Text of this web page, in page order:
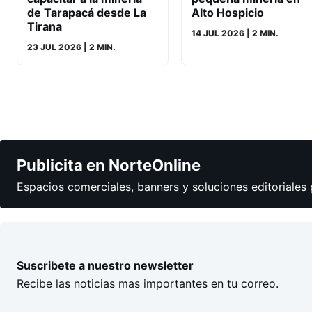
de Tarapacá desde La
Tirana
23 JUL 2026 | 2 MIN.
Alto Hospicio
14 JUL 2026 | 2 MIN.
Publicita en NorteOnline
Espacios comerciales, banners y soluciones
Suscribete a nuestro newsletter
Recibe las noticias mas importantes en tu correo.